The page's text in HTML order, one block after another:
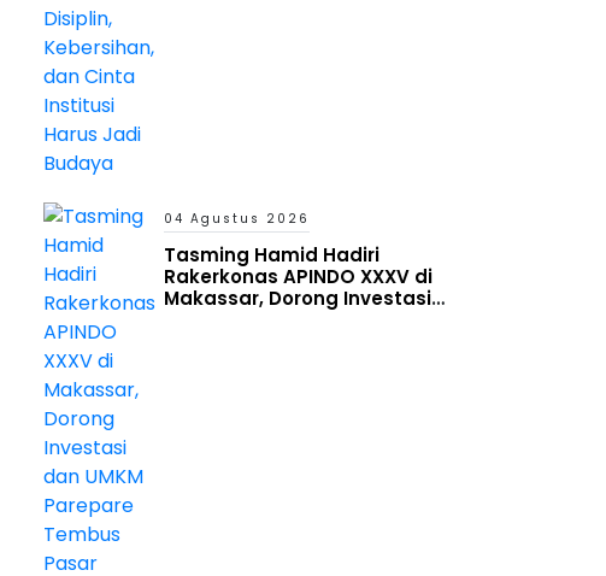
04 Agustus 2026
Tasming Hamid Hadiri
Rakerkonas APINDO XXXV di
Makassar, Dorong Investasi